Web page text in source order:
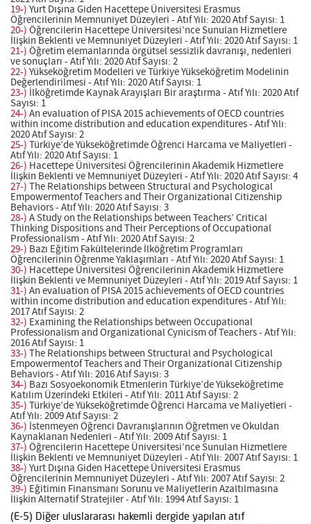
19-) Yurt Dışına Giden Hacettepe Üniversitesi Erasmus
Öğrencilerinin Memnuniyet Düzeyleri - Atıf Yılı: 2020 Atıf Sayısı: 1
20-) Öğrencilerin Hacettepe Üniversitesi’nce Sunulan Hizmetlere
İlişkin Beklenti ve Memnuniyet Düzeyleri - Atıf Yılı: 2020 Atıf Sayısı: 1
21-) Öğretim elemanlarında örgütsel sessizlik davranışı, nedenleri
ve sonuçları - Atıf Yılı: 2020 Atıf Sayısı: 2
22-) Yükseköğretim Modelleri ve Türkiye Yükseköğretim Modelinin
Değerlendirilmesi - Atıf Yılı: 2020 Atıf Sayısı: 1
23-) İlköğretimde Kaynak Arayışları Bir araştırma - Atıf Yılı: 2020 Atıf
Sayısı: 1
24-) An evaluation of PISA 2015 achievements of OECD countries
within income distribution and education expenditures - Atıf Yılı:
2020 Atıf Sayısı: 2
25-) Türkiye’de Yükseköğretimde Öğrenci Harcama ve Maliyetleri -
Atıf Yılı: 2020 Atıf Sayısı: 1
26-) Hacettepe Üniversitesi Öğrencilerinin Akademik Hizmetlere
İlişkin Beklenti ve Memnuniyet Düzeyleri - Atıf Yılı: 2020 Atıf Sayısı: 4
27-) The Relationships between Structural and Psychological
Empowermentof Teachers and Their Organizational Citizenship
Behaviors - Atıf Yılı: 2020 Atıf Sayısı: 3
28-) A Study on the Relationships between Teachers’ Critical
Thinking Dispositions and Their Perceptions of Occupational
Professionalism - Atıf Yılı: 2020 Atıf Sayısı: 2
29-) Bazı Eğitim Fakültelerinde İlköğretim Programları
Öğrencilerinin Öğrenme Yaklaşımları - Atıf Yılı: 2020 Atıf Sayısı: 1
30-) Hacettepe Üniversitesi Öğrencilerinin Akademik Hizmetlere
İlişkin Beklenti ve Memnuniyet Düzeyleri - Atıf Yılı: 2019 Atıf Sayısı: 1
31-) An evaluation of PISA 2015 achievements of OECD countries
within income distribution and education expenditures - Atıf Yılı:
2017 Atıf Sayısı: 2
32-) Examining the Relationships between Occupational
Professionalism and Organizational Cynicism of Teachers - Atıf Yılı:
2016 Atıf Sayısı: 1
33-) The Relationships between Structural and Psychological
Empowermentof Teachers and Their Organizational Citizenship
Behaviors - Atıf Yılı: 2016 Atıf Sayısı: 3
34-) Bazı Sosyoekonomik Etmenlerin Türkiye’de Yükseköğretime
Katılım Üzerindeki Etkileri - Atıf Yılı: 2011 Atıf Sayısı: 2
35-) Türkiye’de Yükseköğretimde Öğrenci Harcama ve Maliyetleri -
Atıf Yılı: 2009 Atıf Sayısı: 2
36-) İstenmeyen Öğrenci Davranışlarının Öğretmen ve Okuldan
Kaynaklanan Nedenleri - Atıf Yılı: 2009 Atıf Sayısı: 1
37-) Öğrencilerin Hacettepe Üniversitesi’nce Sunulan Hizmetlere
İlişkin Beklenti ve Memnuniyet Düzeyleri - Atıf Yılı: 2007 Atıf Sayısı: 1
38-) Yurt Dışına Giden Hacettepe Üniversitesi Erasmus
Öğrencilerinin Memnuniyet Düzeyleri - Atıf Yılı: 2007 Atıf Sayısı: 2
39-) Eğitimin Finansmanı Sorunu ve Maliyetlerin Azaltılmasına
İlişkin Alternatif Stratejiler - Atıf Yılı: 1994 Atıf Sayısı: 1
(E-5) Diğer uluslararası hakemli dergide yapılan atıf